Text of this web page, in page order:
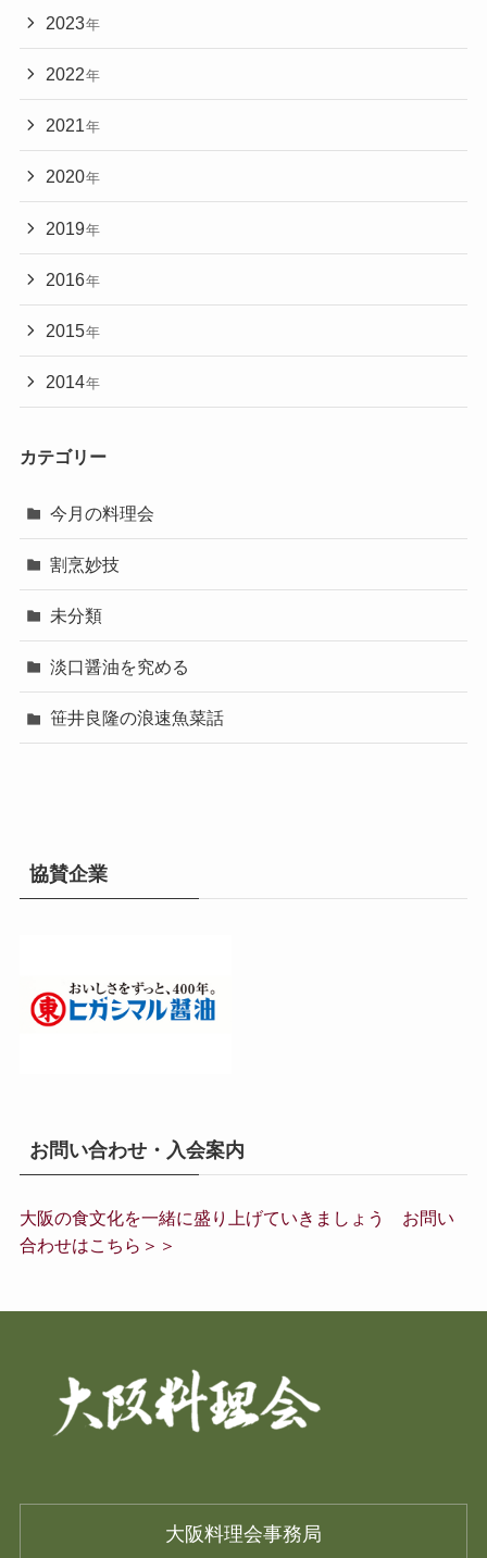
2023年
2022年
2021年
2020年
2019年
2016年
2015年
2014年
カテゴリー
今月の料理会
割烹妙技
未分類
淡口醤油を究める
笹井良隆の浪速魚菜話
協賛企業
お問い合わせ・入会案内
大阪の食文化を一緒に盛り上げていきましょう お問い
合わせはこちら＞＞
大阪料理会事務局